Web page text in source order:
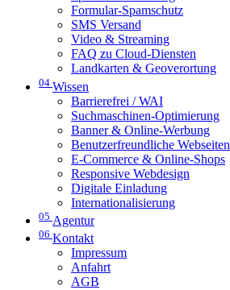
Formular-Spamschutz
SMS Versand
Video & Streaming
FAQ zu Cloud-Diensten
Landkarten & Geoverortung
04 Wissen
Barrierefrei / WAI
Suchmaschinen-Optimierung
Banner & Online-Werbung
Benutzerfreundliche Webseiten
E-Commerce & Online-Shops
Responsive Webdesign
Digitale Einladung
Internationalisierung
05 Agentur
06 Kontakt
Impressum
Anfahrt
AGB